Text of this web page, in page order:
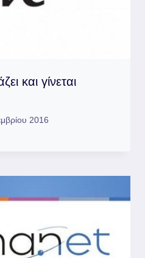
και γίνεται
2016